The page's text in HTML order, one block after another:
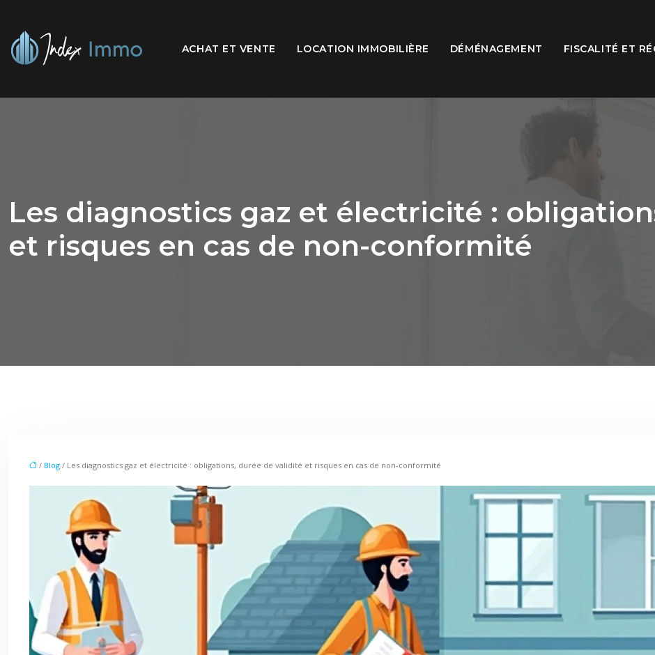
ACHAT ET VENTE LOCATION IMMOBILIÈRE DÉMÉNAGEMENT FISCALITÉ ET
Les diagnostics gaz et électricité :
et risques en cas de non-conformité
/ Blog / Les diagnostics gaz et électricité : obligations, durée de validité et risques en cas de non-conformité